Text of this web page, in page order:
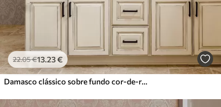
22.05€13.23€
Damasco clássico sobre fundo cor-de-rosa, padrão barroco